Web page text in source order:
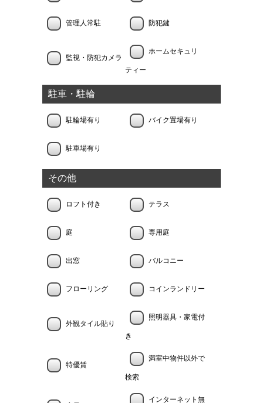
管理人常駐 防犯鍵
監視・防犯カメラ
ホームセキュリ
ティー
駐車・駐輪
駐輪場有り バイク置場有り
駐車場有り
その他
ロフト付き テラス
庭 専用庭
出窓 バルコニー
フローリング コインランドリー
外観タイル貼り
照明器具・家電付
き
特優賃
満室中物件以外で
検索
インターネット無